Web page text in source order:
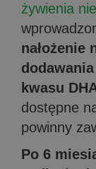
żywienia
nałożenie
kwasu
dostępne
powinny
Po 6